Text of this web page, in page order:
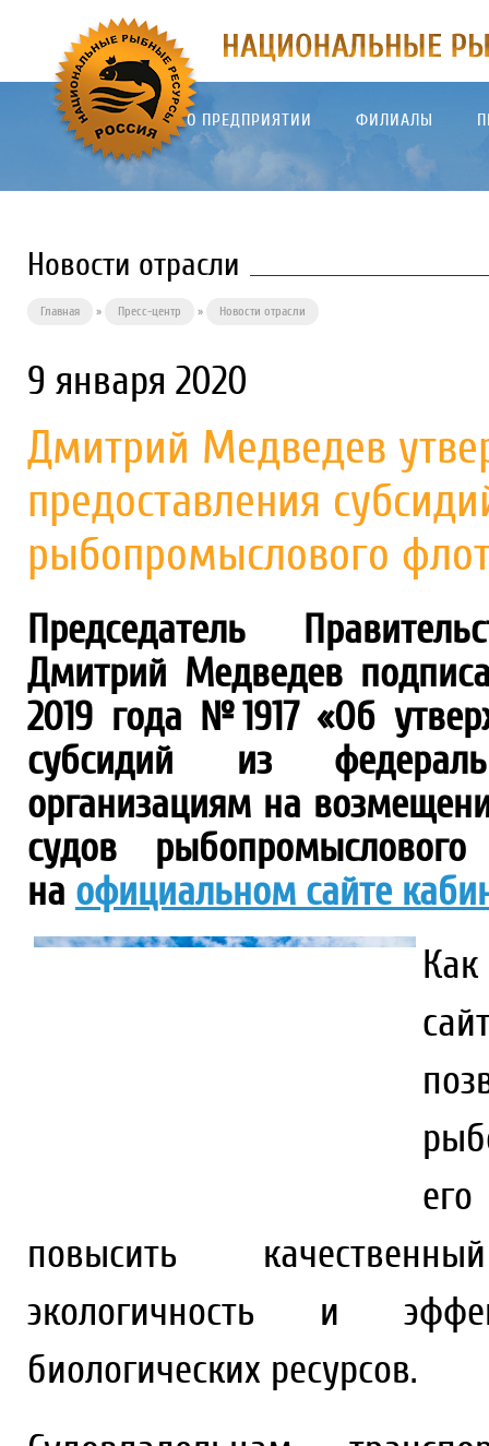
О ПРЕДПРИЯТИИ ФИЛИАЛЫ
Новости отрасли
Главная » Пресс-центр » Новости отрасли
9 января 2020
Дмитрий Медведев
предоставления
рыбопромыслового
Председатель
Дмитрий Медведев
2019 года №1917 «Об
субсидий из
организациям на
судов
на официальном сайте
повысить
экологичность и
биологических ресурсов.